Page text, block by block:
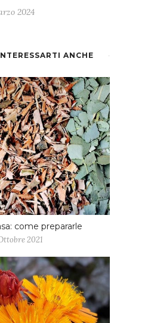
2024
ANCHE
come prepararle
2021